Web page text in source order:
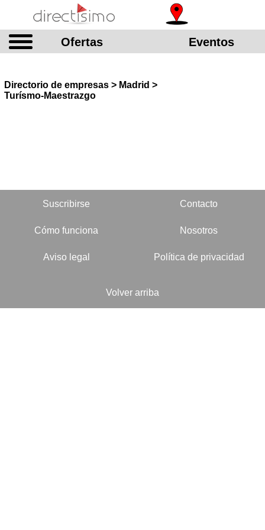
Ofertas Eventos
Directorio de empresas > Madrid >
Turísmo-Maestrazgo
Suscribirse Contacto
Cómo funciona Nosotros
Aviso legal Política de privacidad
Volver arriba